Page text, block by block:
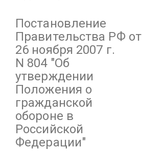
Постановление
Правительства РФ от
26 ноября 2007 г.
N 804"Об
утверждении
Положения о
гражданской
обороне в
Российской
Федерации"